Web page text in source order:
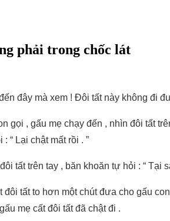
phải trong chốc lát
đây mà xem ! Đôi tất này không đi
gọi , gấu mẹ chạy đến , nhìn đôi tất
“ Lại chật mất rồi . ”
tất trên tay , băn khoăn tự hỏi : “ Tại
đôi tất to hơn một chút đưa cho gấu
mẹ cất đôi tất đã chật đi .